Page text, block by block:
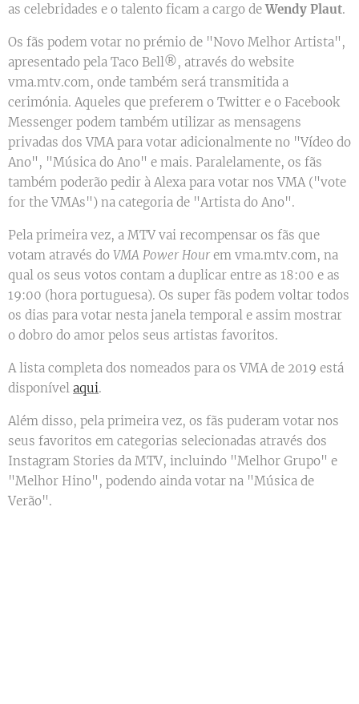
as celebridades e o talento ficam a cargo deWendy Plaut.
Os fãs podem votar no prémio de "Novo Melhor Artista",
apresentado pela Taco Bell®, através do website
vma.mtv.com, onde também será transmitida a
cerimónia. Aqueles que preferem o Twitter e o Facebook
Messenger podem também utilizar as mensagens
privadas dos VMA para votar adicionalmente no "Vídeo do
Ano", "Música do Ano" e mais. Paralelamente, os fãs
também poderão pedir à Alexa para votar nos VMA ("vote
for the VMAs") na categoria de "Artista do Ano".
Pela primeira vez, a MTV vai recompensar os fãs que
votam através do VMA Power Hour em vma.mtv.com, na
qual os seus votos contam a duplicar entre as 18:00 e as
19:00 (hora portuguesa). Os super fãs podem voltar todos
os dias para votar nesta janela temporal e assim mostrar
o dobro do amor pelos seus artistas favoritos.
A lista completa dos nomeados para os VMA de 2019 está
disponível aqui.
Além disso, pela primeira vez, os fãs puderam votar nos
seus favoritos em categorias selecionadas através dos
Instagram Stories da MTV, incluindo "Melhor Grupo" e
"Melhor Hino", podendo ainda votar na "Música de
Verão".